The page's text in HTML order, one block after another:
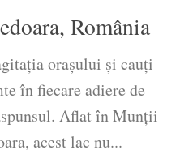
România
orașului și cauți
în fiecare adiere de
Aflat în Munții
acest lac nu...